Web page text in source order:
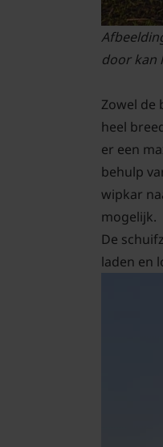
door kan
Zowel de
heel
er een
behulp
wipkar
mogelijk.
De
laden en